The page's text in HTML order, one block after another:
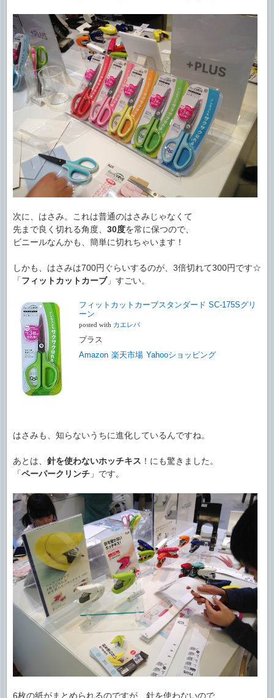
次に、はさみ。これは普通のはさみじゃなくて
先まで良く切れる角度、 30度を常に保つので、
ビニールなんかも、簡単に切れちゃいます！
しかも、はさみは700円ぐらいするのが、3倍切れて300円です☆
「フィットカットカーブ」すごい。
フィットカットカーブスタンダード SC-175Sグリ
ーン
posted with カエレバ
プラス
Amazon 楽天市場 Yahooショッピング
はさみも、知らないうちに進化しているんですね。
あとは、 針を使わないホッチキス ！にも驚きました。
「ペーパークリンチ 」です。
6枚の紙がまとめられるのですが、針を使わないので